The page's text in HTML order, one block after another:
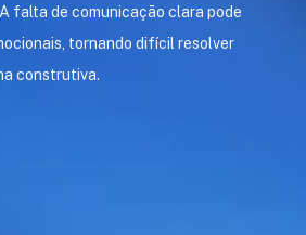
falta de comunicação clara pode
tornando difícil resolver
construtiva.